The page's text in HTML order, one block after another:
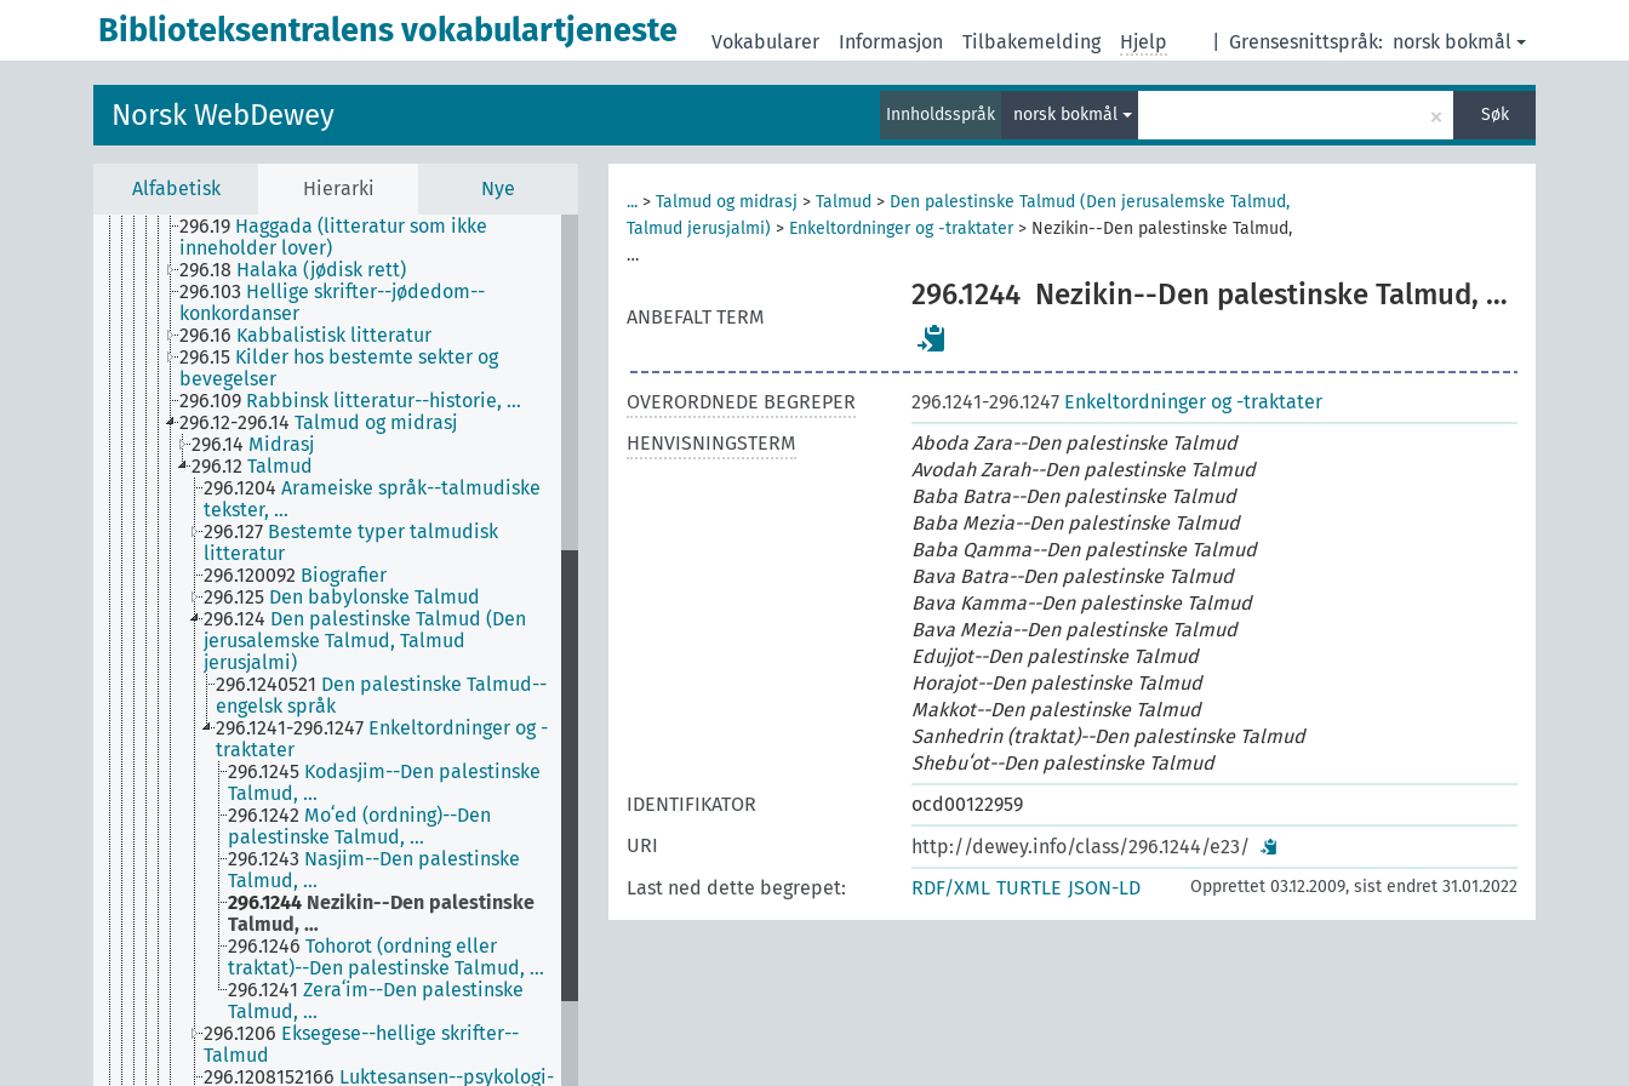
Biblioteksentralens vokabulartjeneste Grensesnittspråk: norsk bokmål
Vokabularer Informasjon Tilbakemelding Hjelp
Norsk WebDewey Innholdsspråk norsk bokmål × Søk
Alfabetisk Hierarki Nye
291 [Ubenyttet]
296 Jødedom
Historie, geografisk behandling,
296.05
Jødedom--periodika
296.19 Haggada (litteratur som ikke
inneholder lover)
296.18 Halaka (jødisk rett)
296.103 Hellige skrifter--jødedom--
konkordanser
296.16 Kabbalistisk litteratur
296.15 Kilder hos bestemte sekter og
bevegelser
296.109 Rabbinsk litteratur--historie, …
296.12-296.14 Talmud og midrasj
296.14 Midrasj
296.12 Talmud
296.1204 Arameiske språk--talmudiske
tekster, …
296.127 Bestemte typer talmudisk
litteratur
296.120092 Biografier
296.125 Den babylonske Talmud
296.124 Den palestinske Talmud (Den
jerusalemske Talmud, Talmud
jerusjalmi)
296.1240521 Den palestinske Talmud--
engelsk språk
296.1241-296.1247 Enkeltordninger og -
traktater
296.1245 Kodasjim--Den palestinske
Talmud, …
296.1242 Moʻed (ordning)--Den
palestinske Talmud, …
296.1243 Nasjim--Den palestinske
Talmud, …
296.1244 Nezikin--Den palestinske
Talmud, …
296.1246 Tohorot (ordning eller
traktat)--Den palestinske Talmud, …
296.1241 Zeraʻim--Den palestinske
Talmud, …
296.1206 Eksegese--hellige skrifter--
Talmud
296.1208152166 Luktesansen--psykologi-
... > Talmud og midrasj > Talmud > Den palestinske Talmud (Den jerusalemske Talmud,
Talmud jerusjalmi) > Enkeltordninger og -traktater> Nezikin--Den palestinske Talmud,
…
ANBEFALT TERM
296.1244 Nezikin--Den palestinske Talmud, …
OVERORDNEDE BEGREPER 296.1241-296.1247 Enkeltordninger og -traktater
HENVISNINGSTERM
Aboda Zara--Den palestinske Talmud
Avodah Zarah--Den palestinske Talmud
Baba Batra--Den palestinske Talmud
Baba Mezia--Den palestinske Talmud
Baba Qamma--Den palestinske Talmud
Bava Batra--Den palestinske Talmud
Bava Kamma--Den palestinske Talmud
Bava Mezia--Den palestinske Talmud
Edujjot--Den palestinske Talmud
Horajot--Den palestinske Talmud
Makkot--Den palestinske Talmud
Sanhedrin (traktat)--Den palestinske Talmud
Shebuʻot--Den palestinske Talmud
IDENTIFIKATOR
ocd00122959
URI
http://dewey.info/class/296.1244/e23/
Last ned dette begrepet:
RDF/XML TURTLE JSON-LD Opprettet 03.12.2009, sist endret 31.01.2022